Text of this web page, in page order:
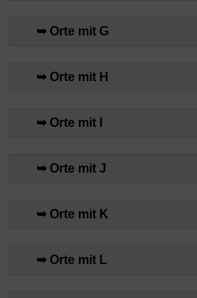
➥ Orte mit G
➥ Orte mit H
➥ Orte mit I
➥ Orte mit J
➥ Orte mit K
➥ Orte mit L